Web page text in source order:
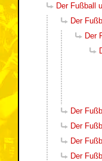
Der Fußball
Der
Der
Der
Der
Der
Der